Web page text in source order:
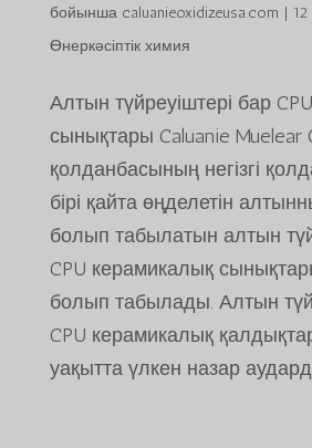
бойынша caluanieoxidizeusa.com |
Өнеркәсіптік химия
Алтын түйреуіштері бар
сынықтары Caluanie Muelear
қолданбасының негізгі
бірі қайта өңделетін
болып табылатын алтын
CPU керамикалық
болып табылады. Алтын
CPU керамикалық
уақытта үлкен назар